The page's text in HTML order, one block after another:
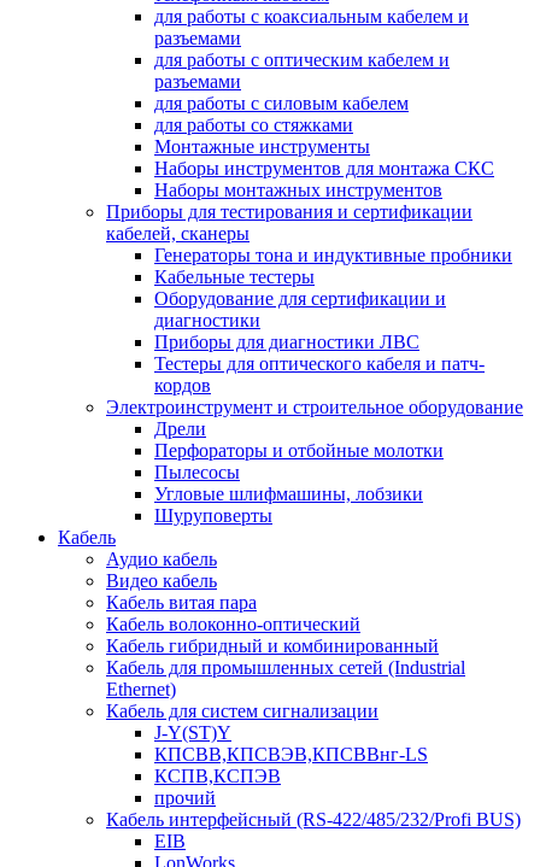
для работы с коаксиальным кабелем и
разъемами
для работы с оптическим кабелем и
разъемами
для работы с силовым кабелем
для работы со стяжками
Монтажные инструменты
Наборы инструментов для монтажа СКС
Наборы монтажных инструментов
Приборы для тестирования и сертификации
кабелей, сканеры
Генераторы тона и индуктивные пробники
Кабельные тестеры
Оборудование для сертификации и
диагностики
Приборы для диагностики ЛВС
Тестеры для оптического кабеля и патч-
кордов
Электроинструмент и строительное оборудование
Дрели
Перфораторы и отбойные молотки
Пылесосы
Угловые шлифмашины, лобзики
Шуруповерты
Кабель
Аудио кабель
Видео кабель
Кабель витая пара
Кабель волоконно-оптический
Кабель гибридный и комбинированный
Кабель для промышленных сетей (Industrial
Ethernet)
Кабель для систем сигнализации
J-Y(ST)Y
КПСВВ,КПСВЭВ,КПСВВнг-LS
КСПВ,КСПЭВ
прочий
Кабель интерфейсный (RS-422/485/232/Profi BUS)
EIB
LonWorks